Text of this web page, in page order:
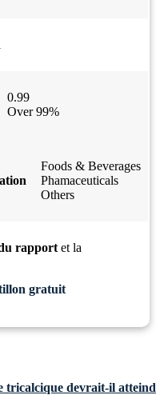
0.99
Over 99%
Foods & Beverages
Phamaceuticals
Others
rapport et la
gratuit
devrait-il